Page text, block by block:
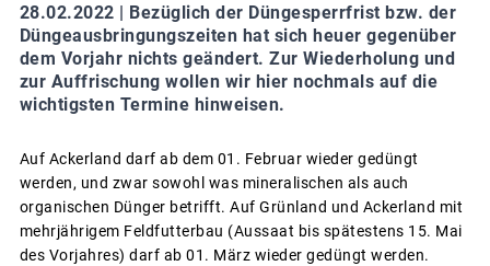
28.02.2022 | Bezüglich der Düngesperrfrist bzw. der
Düngeausbringungszeiten hat sich heuer gegenüber
dem Vorjahr nichts geändert. Zur Wiederholung und
zur Auffrischung wollen wir hier nochmals auf die
wichtigsten Termine hinweisen.
Auf Ackerland darf ab dem 01. Februar wieder gedüngt
werden, und zwar sowohl was mineralischen als auch
organischen Dünger betrifft. Auf Grünland und Ackerland mit
mehrjährigem Feldfutterbau (Aussaat bis spätestens 15. Mai
des Vorjahres) darf ab 01. März wieder gedüngt werden.